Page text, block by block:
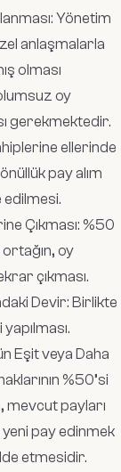
Yönetim
anlaşmalarla
olması
oy
gerekmektedir.
ellerinde
pay alım
Çıkması: %50
ortağın, oy
çıkması.
Devir: Birlikte
Eşit veya Daha
%50’si
mevcut payları
pay edinmek
etmesidir.